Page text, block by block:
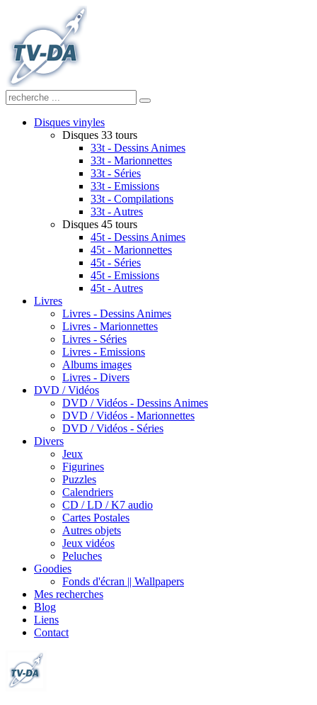
Disques vinyles
Disques 33 tours
33t - Dessins Animes
33t - Marionnettes
33t - Séries
33t - Emissions
33t - Compilations
33t - Autres
Disques 45 tours
45t - Dessins Animes
45t - Marionnettes
45t - Séries
45t - Emissions
45t - Autres
Livres
Livres - Dessins Animes
Livres - Marionnettes
Livres - Séries
Livres - Emissions
Albums images
Livres - Divers
DVD / Vidéos
DVD / Vidéos - Dessins Animes
DVD / Vidéos - Marionnettes
DVD / Vidéos - Séries
Divers
Jeux
Figurines
Puzzles
Calendriers
CD / LD / K7 audio
Cartes Postales
Autres objets
Jeux vidéos
Peluches
Goodies
Fonds d'écran || Wallpapers
Mes recherches
Blog
Liens
Contact